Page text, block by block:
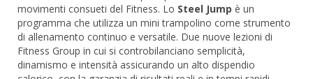
movimenti consueti del Fitness. Lo Steel Jump è un
programma che utilizza un mini trampolino come strumento
di allenamento continuo e versatile. Due nuove lezioni di
Fitness Group in cui si controbilanciano semplicità,
dinamismo e intensità assicurando un alto dispendio